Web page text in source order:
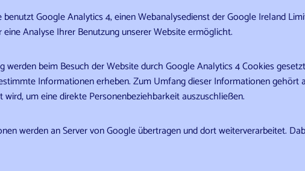
benutzt Google Analytics 4, einen Webanalysedienst der Google Ireland
eine Analyse Ihrer Benutzung unserer Website ermöglicht.
werden beim Besuch der Website durch Google Analytics 4 Cookies
Informationen erheben. Zum Umfang dieser Informationen
um eine direkte Personenbeziehbarkeit auszuschließen.
werden an Server von Google übertragen und dort weiterverarbeitet.